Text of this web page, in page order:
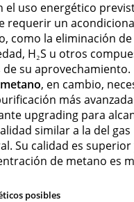
el uso energético
requerir un
como la eliminación de
H₂S u otros
de su aprovechamiento.
, en cambio,
más avanzada
upgrading para
similar a la del gas
Su calidad es superior
de metano es
posibles